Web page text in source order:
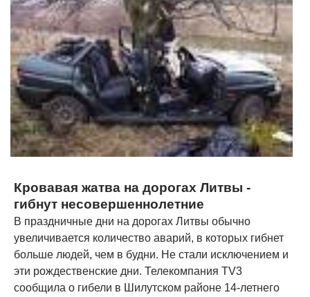
Кровавая жатва на дорогах Литвы -
гибнут несовершеннолетние
В праздничные дни на дорогах Литвы обычно
увеличивается количество аварий, в которых гибнет
больше людей, чем в будни. Не стали исключением и
эти рождественские дни. Телекомпания TV3
сообщила о гибели в Шилутском районе 14-летнего